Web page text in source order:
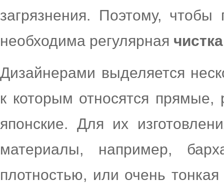
загрязнения. Поэтому,
необходима регулярная
Дизайнерами выделяется
к которым относятся
японские. Для их
материалы, например,
плотностью, или очень